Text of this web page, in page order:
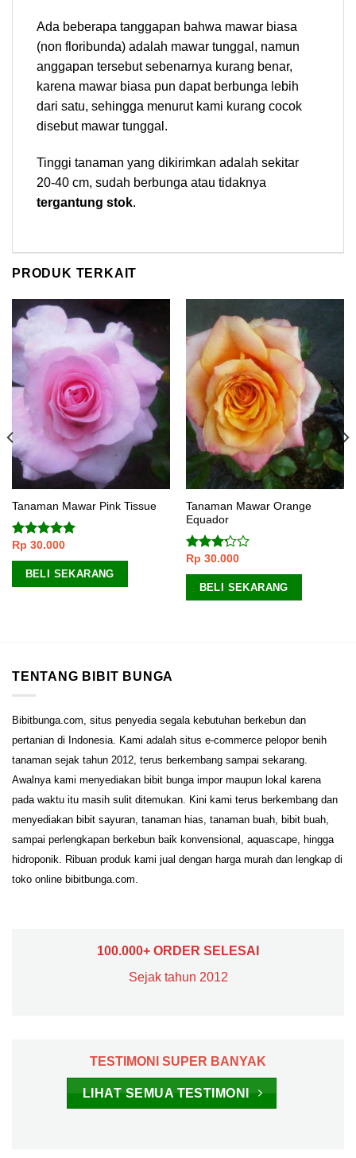
Ada beberapa tanggapan bahwa mawar biasa
(non floribunda) adalah mawar tunggal, namun
anggapan tersebut sebenarnya kurang benar,
karena mawar biasa pun dapat berbunga lebih
dari satu, sehingga menurut kami kurang cocok
disebut mawar tunggal.
Tinggi tanaman yang dikirimkan adalah sekitar
20-40 cm, sudah berbunga atau tidaknya
tergantung stok.
PRODUK TERKAIT
Tanaman Mawar Pink Tissue
Dinilai5.00
dari 5
Rp 30.000
BELI SEKARANG
Tanaman Mawar Orange
Equador
Dinilai
3.00
dari 5
Rp 30.000
BELI SEKARANG
TENTANG BIBIT BUNGA
Bibitbunga.com, situs penyedia segala kebutuhan berkebun dan
pertanian di Indonesia. Kami adalah situs e-commerce pelopor benih
tanaman sejak tahun 2012, terus berkembang sampai sekarang.
Awalnya kami menyediakan bibit bunga impor maupun lokal karena
pada waktu itu masih sulit ditemukan. Kini kami terus berkembang dan
menyediakan bibit sayuran, tanaman hias, tanaman buah, bibit buah,
sampai perlengkapan berkebun baik konvensional, aquascape, hingga
hidroponik. Ribuan produk kami jual dengan harga murah dan lengkap di
toko online bibitbunga.com.
100.000+ ORDER SELESAI
Sejak tahun 2012
TESTIMONI SUPER BANYAK
LIHAT SEMUA TESTIMONI